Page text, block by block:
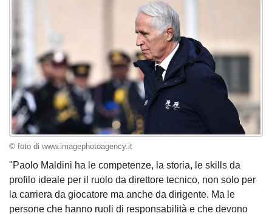
© foto di www.imagephotoagency.it
"Paolo Maldini ha le competenze, la storia, le skills da
profilo ideale per il ruolo da direttore tecnico, non solo per
la carriera da giocatore ma anche da dirigente. Ma le
persone che hanno ruoli di responsabilità e che devono